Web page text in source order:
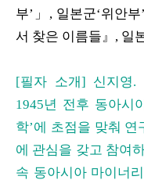
부’」, 일본군‘위안
서 찾은 이름들』, 일
[필자 소개] 신지영.
1945년 전후 동아시
학’에 초점을 맞춰 연
에 관심을 갖고 참여
속 동아시아 마이너